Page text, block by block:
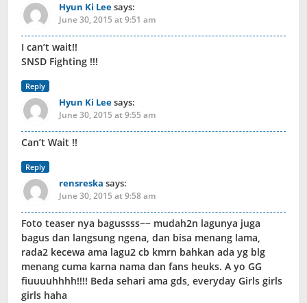
Hyun Ki Leesays:
June 30, 2015 at 9:51 am
I can’t wait!!
SNSD Fighting !!!
Reply
Hyun Ki Leesays:
June 30, 2015 at 9:55 am
Can’t Wait !!
Reply
rensreska says:
June 30, 2015 at 9:58 am
Foto teaser nya bagussss~~ mudah2n lagunya juga
bagus dan langsung ngena, dan bisa menang lama,
rada2 kecewa ama lagu2 cb kmrn bahkan ada yg blg
menang cuma karna nama dan fans heuks. A yo GG
fiuuuuhhhh!!!! Beda sehari ama gds, everyday Girls girls
girls haha